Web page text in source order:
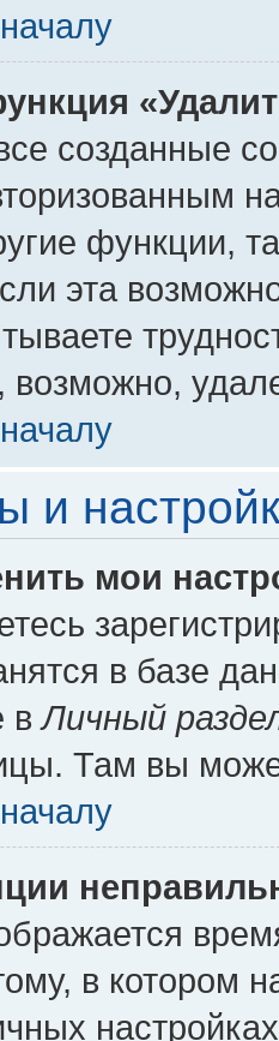
созданные
функции,
эта
возможно,
и
мои
в базе
вЛичный
Там вы
в котором